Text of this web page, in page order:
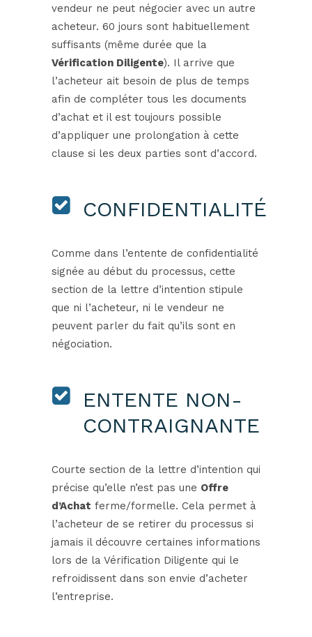
vendeur ne peut négocier avec un autre
acheteur. 60 jours sont habituellement
suffisants (même durée que la
Vérification Diligente). Il arrive que
l’acheteur ait besoin de plus de temps
afin de compléter tous les documents
d’achat et il est toujours possible
d’appliquer une prolongation à cette
clause si les deux parties sont d’accord.
CONFIDENTIALITÉ
Comme dans l’entente de confidentialité
signée au début du processus, cette
section de la lettre d’intention stipule
que ni l’acheteur, ni le vendeur ne
peuvent parler du fait qu’ils sont en
négociation.
ENTENTE NON-
CONTRAIGNANTE
Courte section de la lettre d’intention qui
précise qu’elle n’est pas une Offre
d’Achat ferme/formelle. Cela permet à
l’acheteur de se retirer du processus si
jamais il découvre certaines informations
lors de la Vérification Diligente qui le
refroidissent dans son envie d’acheter
l’entreprise.